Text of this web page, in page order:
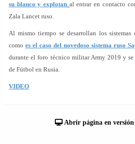
su blanco y explotan al entrar en contacto
Zala Lancet ruso.
Al mismo tiempo se desarrollan los sistemas
como es el caso del novedoso sistema ruso
durante el foro técnico militar Army 2019 y
de Fútbol en Rusia.
VIDEO
Abrir página en